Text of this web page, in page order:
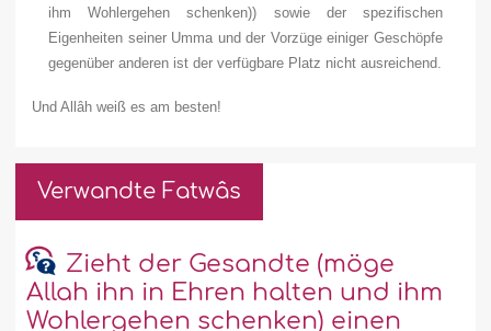
ihm Wohlergehen schenken)) sowie der spezifischen
Eigenheiten seiner Umma und der Vorzüge einiger Geschöpfe
gegenüber anderen ist der verfügbare Platz nicht ausreichend.
Und Allâh weiß es am besten!
Verwandte Fatwâs
Zieht der Gesandte (möge
Allah ihn in Ehren halten und ihm
Wohlergehen schenken) einen